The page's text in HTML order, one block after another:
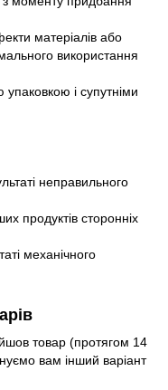
матеріалів або
використання
і супутніми
неправильного
продуктів сторонніх
механічного
товар (протягом 14
вам інший варіант